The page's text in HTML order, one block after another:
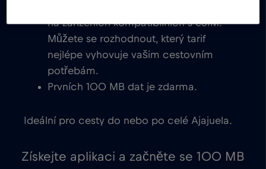
na zařízeních kompatibilních s eSIM.
Můžete se rozhodnout, který tarif
nejlépe vyhovuje vašim cestovním
potřebám.
Prvních 100 MB dat je zdarma.
Ideální pro cesty do nebo po celé Ajajuela.
Získejte aplikaci a začněte se 100 MB